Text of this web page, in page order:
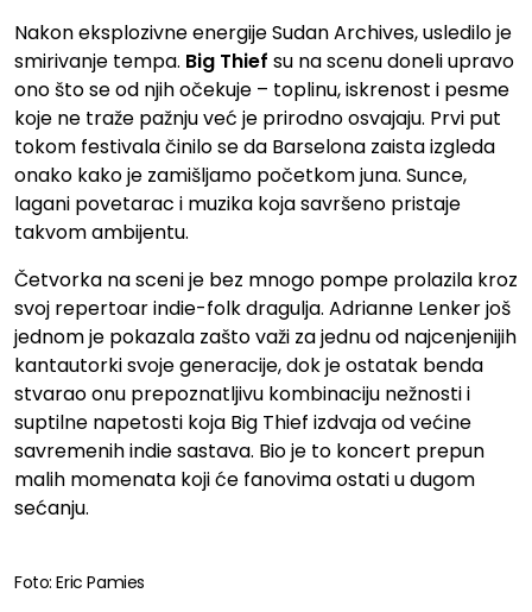
Nakon eksplozivne energije Sudan Archives, usledilo je
smirivanje tempa. Big Thief su na scenu doneli upravo
ono što se od njih očekuje – toplinu, iskrenost i pesme
koje ne traže pažnju već je prirodno osvajaju. Prvi put
tokom festivala činilo se da Barselona zaista izgleda
onako kako je zamišljamo početkom juna. Sunce,
lagani povetarac i muzika koja savršeno pristaje
takvom ambijentu.
Četvorka na sceni je bez mnogo pompe prolazila kroz
svoj repertoar indie-folk dragulja. Adrianne Lenker još
jednom je pokazala zašto važi za jednu od najcenjenijih
kantautorki svoje generacije, dok je ostatak benda
stvarao onu prepoznatljivu kombinaciju nežnosti i
suptilne napetosti koja Big Thief izdvaja od većine
savremenih indie sastava. Bio je to koncert prepun
malih momenata koji će fanovima ostati u dugom
sećanju.
Foto: Eric Pamies